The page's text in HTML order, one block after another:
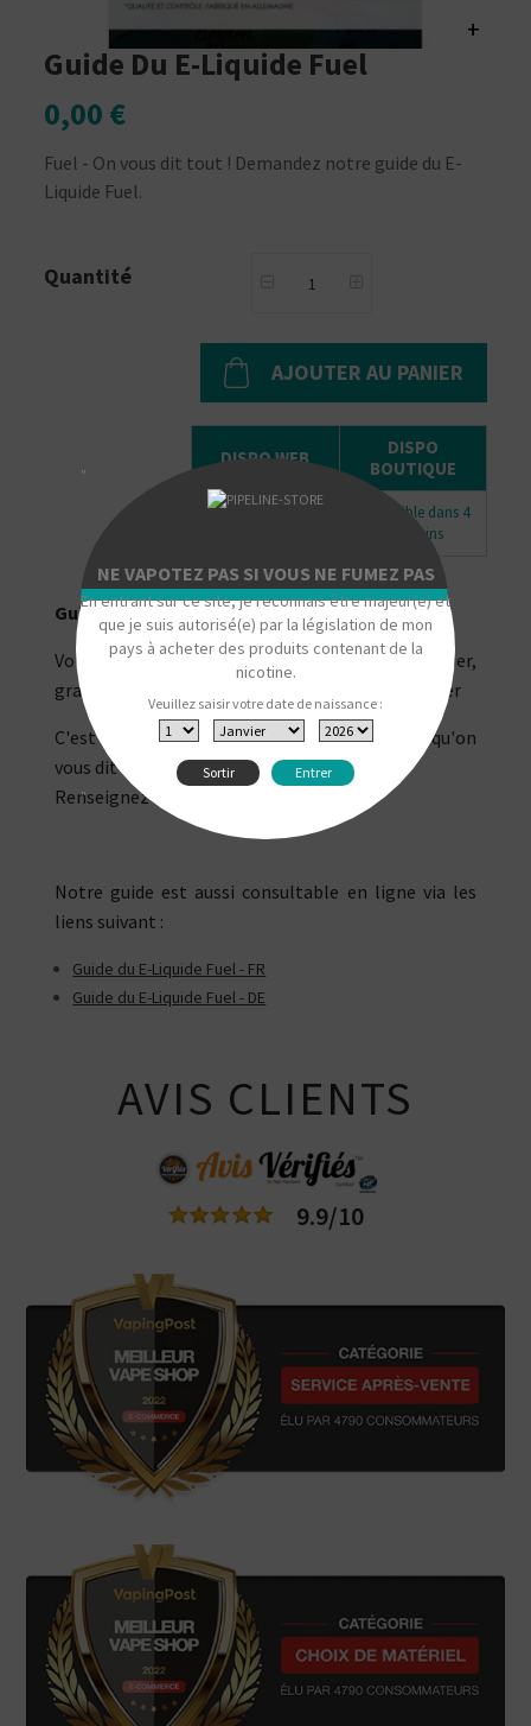
+
Guide Du E-Liquide Fuel
0,00 €
Fuel - On vous dit tout ! Demandez notre guide du E-
Liquide Fuel.
Quantité
AJOUTER AU PANIER
DISPO WEB
DISPO
BOUTIQUE
Disponible dans 4
magasins
Guide du E-Liquide Fuel
Votre guide du E-Liquide Fuel en version papier,
gratuitement chez vous sur simple ajout au panier
C'est peut-être parce qu'on n'a rien à cacher qu'on
vous dit tout.
Renseignez-vous !
Notre guide est aussi consultable en ligne via les
liens suivant :
Guide du E-Liquide Fuel - FR
Guide du E-Liquide Fuel - DE
AVIS CLIENTS
9.9/10
"
NE VAPOTEZ PAS SI VOUS NE FUMEZ PAS
En entrant sur ce site, je reconnais être majeur(e) et
que je suis autorisé(e) par la législation de mon
pays à acheter des produits contenant de la
nicotine.
Veuillez saisir votre date de naissance :
Sortir
Entrer
"